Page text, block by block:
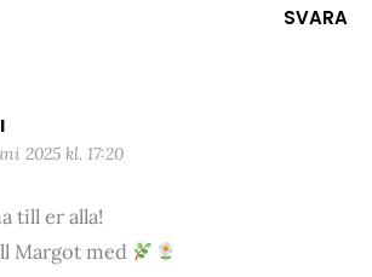
SVARA
2025 kl. 17:20
till er alla!
Margot med